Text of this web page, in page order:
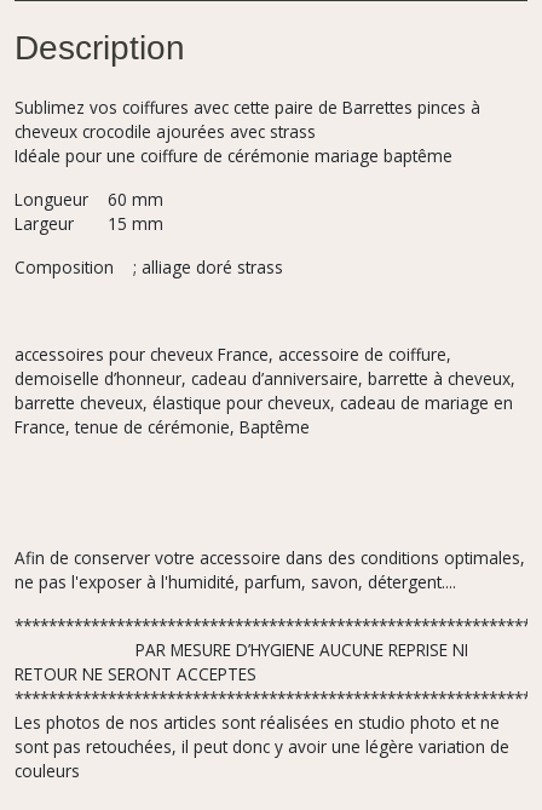
Description
Sublimez vos coiffures avec cette paire de Barrettes pinces à
cheveux crocodile ajourées avec strass
Idéale pour une coiffure de cérémonie mariage baptême
Longueur 60 mm
Largeur 15 mm
Composition ; alliage doré strass
accessoires pour cheveux France, accessoire de coiffure,
demoiselle d’honneur, cadeau d’anniversaire, barrette à cheveux,
barrette cheveux, élastique pour cheveux, cadeau de mariage en
France, tenue de cérémonie, Baptême
Afin de conserver votre accessoire dans des conditions optimales,
ne pas l'exposer à l'humidité, parfum, savon, détergent....
PAR MESURE D’HYGIENE AUCUNE REPRISE NI
RETOUR NE SERONT ACCEPTES
Les photos de nos articles sont réalisées en studio photo et ne
sont pas retouchées, il peut donc y avoir une légère variation de
couleurs